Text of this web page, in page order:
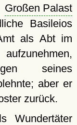
Großen Palast
Basileios
als Abt im
seines
aber er
zurück.
Wundertäter